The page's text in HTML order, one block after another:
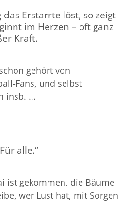
das Erstarrte löst, so zeigt
im Herzen – oft ganz
Kraft.
gehört von
Fans, und selbst
insb. ...
alle.“
ist gekommen, die Bäume
wer Lust hat, mit Sorgen